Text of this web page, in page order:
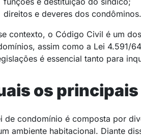
direitos e deveres dos condôminos.
contexto, o Código Civil é um
assim como a Lei 4.591/
é essencial tanto para
os
de condomínio é composta por
ambiente habitacional. Diante